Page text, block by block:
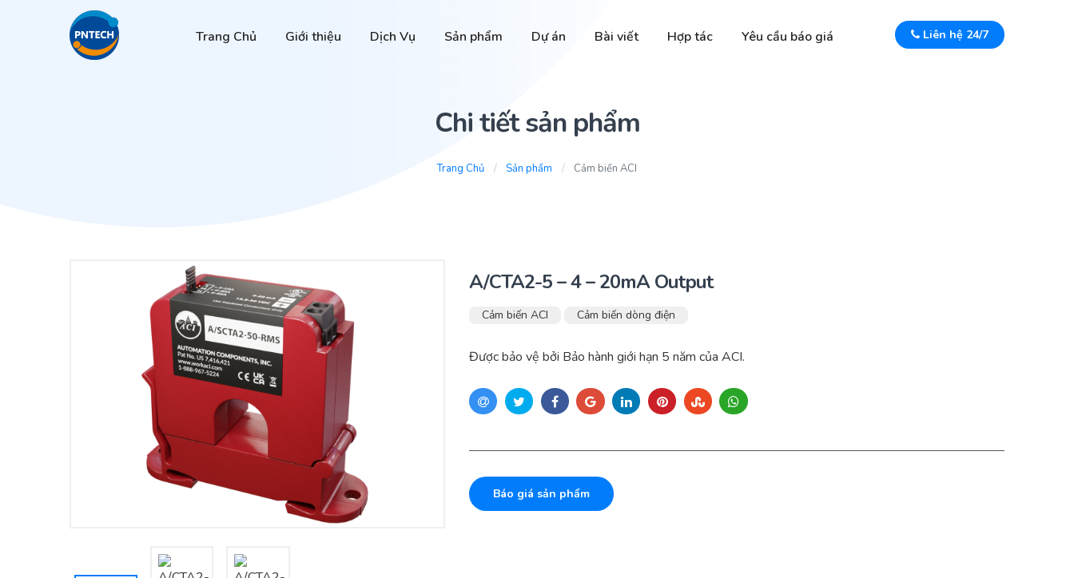
Trang Chủ Giới thiệu Dịch Vụ Sản phẩm Dự án Bài viết Hợp tác Yêu cầu báo giá Liên hệ 24/7
Chi tiết sản phẩm
Trang Chủ Sản phẩm Cảm biến ACI
A/CTA2-5 – 4 – 20mA Output
Cảm biến ACI Cảm biến dòng điện
Được bảo vệ bởi Bảo hành giới hạn 5 năm của ACI.
Báo giá sản phẩm